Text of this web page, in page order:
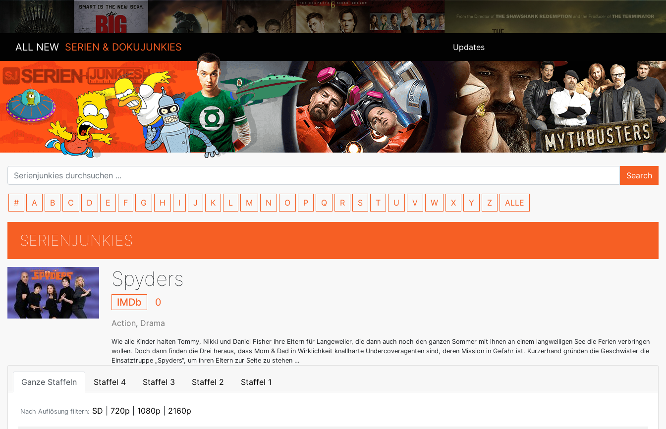
ALL NEW SERIEN & DOKUJUNKIES Updates
Search
# A B C D E F G H I J K L M N O P Q R S T U V W X Y Z ALLE
SERIENJUNKIES
Spyders
IMDb 0
Action, Drama
Wie alle Kinder halten Tommy, Nikki und Daniel Fisher ihre Eltern für Langeweiler, die dann auch noch den ganzen Sommer mit ihnen an einem langweiligen See die Ferien verbringen
wollen. Doch dann finden die Drei heraus, dass Mom & Dad in Wirklichkeit knallharte Undercoveragenten sind, deren Mission in Gefahr ist. Kurzerhand gründen die Geschwister die
Einsatztruppe „Spyders“, um ihren Eltern zur Seite zu stehen …
Ganze Staffeln Staffel 4 Staffel 3 Staffel 2 Staffel 1
Nach Auflösung filtern: SD 720p 1080p 2160p